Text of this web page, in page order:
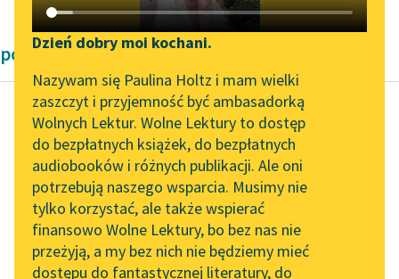
Katalog DAISY
Podkasty o książkach
Zgłoś brak utworu
Aktualności
„Prokurator Alicja Horn”
do słuchania
Byliśmy częścią AI Impact
Lab
Zapraszamy na spotkanie
online z tłumaczkami
literatury skandynawskiej
Narzędzia
Mapa Wolnych Lektur
Leśmianator
Przewodnik dla piszących i
czytających
API
Dzień dobry moi kochani.
Nazywam się Paulina Holtz i mam wielki
zaszczyt i przyjemność być ambasadorką
Wolnych Lektur. Wolne Lektury to dostęp
do bezpłatnych książek, do bezpłatnych
audiobooków i różnych publikacji. Ale oni
potrzebują naszego wsparcia. Musimy nie
tylko korzystać, ale także wspierać
finansowo Wolne Lektury, bo bez nas nie
przeżyją, a my bez nich nie będziemy mieć
dostępu do fantastycznej literatury, do
powieści dworne
Autor nieznany
Dzieje Tristana i
Izoldy
Służył mu mieczem i
radą nie gorzej od